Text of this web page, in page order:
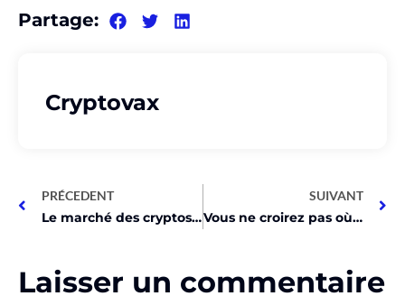
Partage:
Cryptovax
PRÉCEDENT
Le marché des cryptos explose aujourd’hui, voici pourquoi !
SUIVANT
Vous ne croirez pas où nous en sommes dans le marché haussier!
Laisser un commentaire